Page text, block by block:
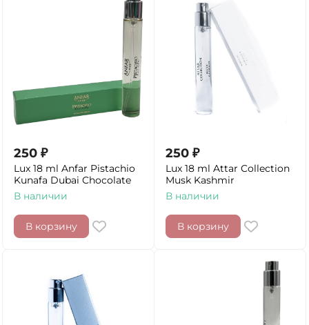
250 ₽
Lux 18 ml Anfar Pistachio
Kunafa Dubai Chocolate
В наличии
В корзину
250 ₽
Lux 18 ml Attar Collection
Musk Kashmir
В наличии
В корзину